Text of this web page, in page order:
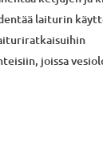
laiturin
joissa